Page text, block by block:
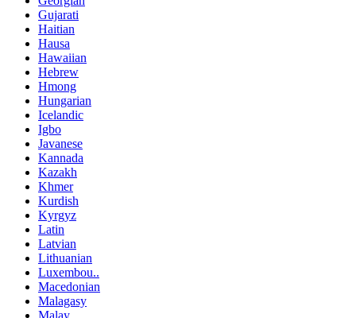
Gujarati
Haitian
Hausa
Hawaiian
Hebrew
Hmong
Hungarian
Icelandic
Igbo
Javanese
Kannada
Kazakh
Khmer
Kurdish
Kyrgyz
Latin
Latvian
Lithuanian
Luxembou..
Macedonian
Malagasy